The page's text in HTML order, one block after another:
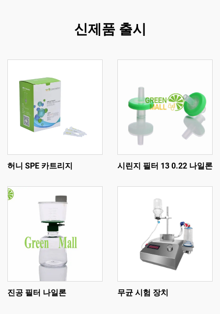
신제품 출시
허니 SPE 카트리지 시린지 필터 13 0.22 나일론
진공 필터 나일론 무균 시험 장치